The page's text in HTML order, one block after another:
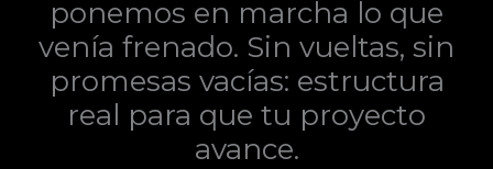
ponemos en marcha lo que
venía frenado. Sin vueltas, sin
promesas vacías: estructura
real para que tu proyecto
avance.